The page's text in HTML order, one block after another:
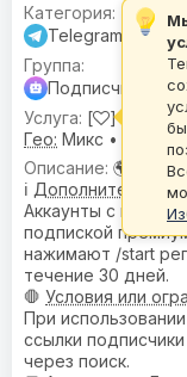
Telegram
Подписчики для
[
]
Гео: Микс • 💬
🌍
ℹ️ Дополнительное
Аккаунты с
подпиской
нажимают /start
течение 30 дней.
🛑 Условия или
При
ссылки
через поиск.